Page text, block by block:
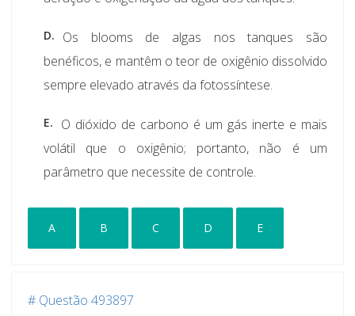
D.
Os blooms de algas nos tanques são
benéficos, e mantêm o teor de oxigênio dissolvido
sempre elevado através da fotossíntese.
E.
O dióxido de carbono é um gás inerte e mais
volátil que o oxigênio; portanto, não é um
parâmetro que necessite de controle.
A B C D E
# Questão 493897